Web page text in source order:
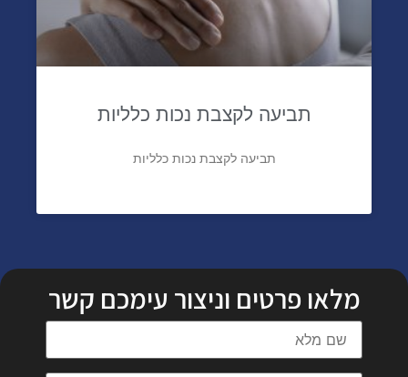
תביעה לקצבת נכות כלליות
תביעה לקצבת נכות כלליות
מלאו פרטים וניצור עימכם קשר